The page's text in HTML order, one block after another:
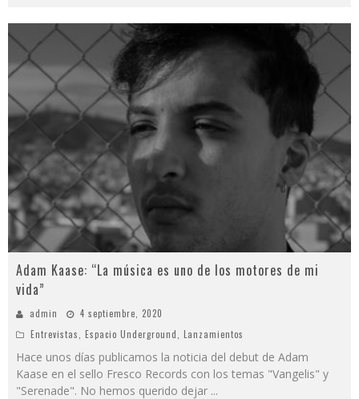
Adam Kaase: “La música es uno de los motores de mi
vida”
admin
4 septiembre, 2020
Entrevistas
Espacio Underground Lanzamientos
Hace unos días publicamos la noticia del debut de Adam
Kaase en el sello Fresco Records con los temas "Vangelis" y
"Serenade". No hemos querido dejar ...